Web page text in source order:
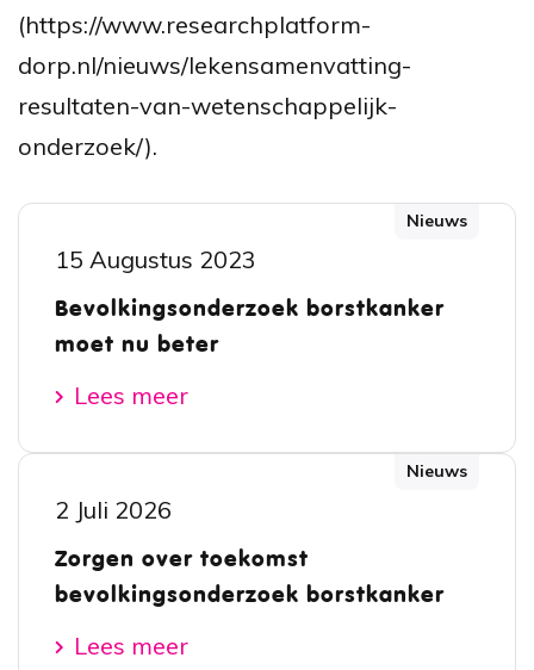
(https://www.researchplatform-
dorp.nl/nieuws/lekensamenvatting-
resultaten-van-wetenschappelijk-
onderzoek/).
Nieuws
15 Augustus 2023
Bevolkingsonderzoek borstkanker
moet nu beter
Lees meer
Nieuws
2 Juli 2026
Zorgen over toekomst
bevolkingsonderzoek borstkanker
Lees meer